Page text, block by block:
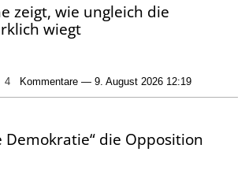
zeigt, wie ungleich die
wiegt
4 Kommentare — 9. August 2026 12:19
Demokratie“ die Opposition